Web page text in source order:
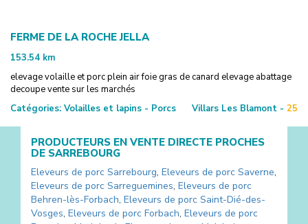
FERME DE LA ROCHE JELLA
153.54 km
elevage volaille et porc plein air foie gras de canard elevage abattage
decoupe vente sur les marchés
Catégories: Volailles et lapins - Porcs Villars Les Blamont - 25
PRODUCTEURS EN VENTE DIRECTE PROCHES
DE SARREBOURG
Eleveurs de porc Sarrebourg, Eleveurs de porc Saverne,
Eleveurs de porc Sarreguemines, Eleveurs de porc
Behren-lès-Forbach, Eleveurs de porc Saint-Dié-des-
Vosges, Eleveurs de porc Forbach, Eleveurs de porc